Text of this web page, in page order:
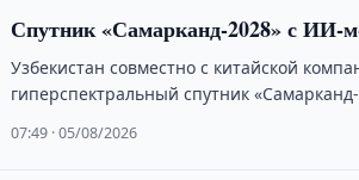
Спутник «Самарканд-2028» с ИИ-
Узбекистан совместно с китайской
гиперспектральный спутник
07:49 · 05/08/2026